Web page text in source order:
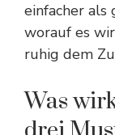
einfacher als
worauf es
ruhig dem
Was